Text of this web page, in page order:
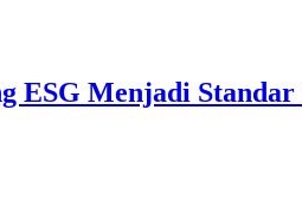
Menjadi Standar